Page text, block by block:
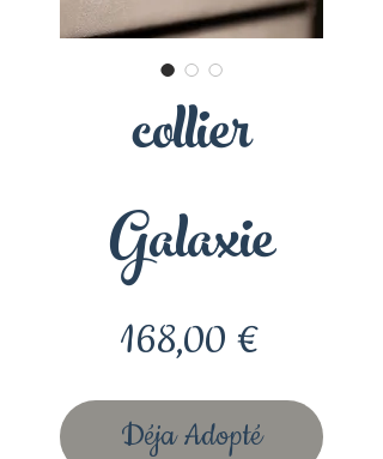
collier
Galaxie
168,00 €Prix
Déja Adopté